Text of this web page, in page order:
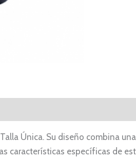
Única. Su diseño combina
características específicas de